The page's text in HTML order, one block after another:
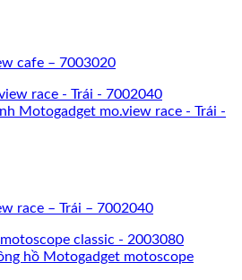
cafe – 7003020
race – Trái – 7002040